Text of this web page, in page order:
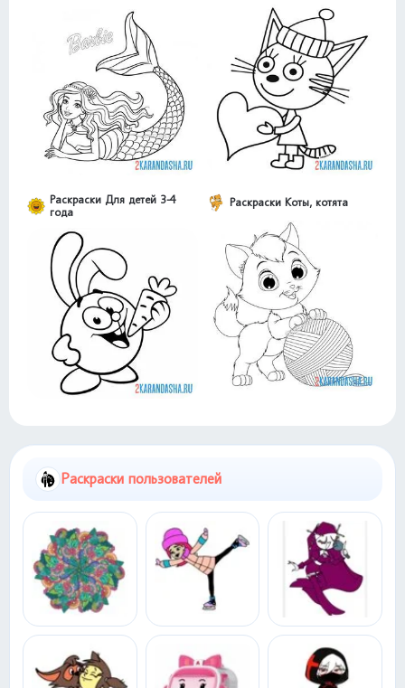
Раскраски Для детей 3-4
года
Раскраски Коты, котята
Раскраски пользователей